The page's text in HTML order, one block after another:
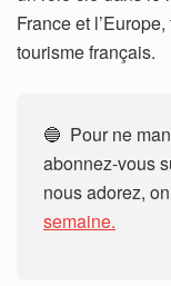
France et
tourisme français.
🔵 Pour ne
abonnez-vous
nous adorez,
semaine.